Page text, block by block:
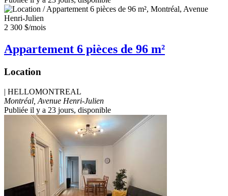
2 300 $/mois
Appartement 6 pièces de 96 m²
Location
| HELLOMONTREAL
Montréal, Avenue Henri-Julien
Publiée il y a 23 jours, disponible